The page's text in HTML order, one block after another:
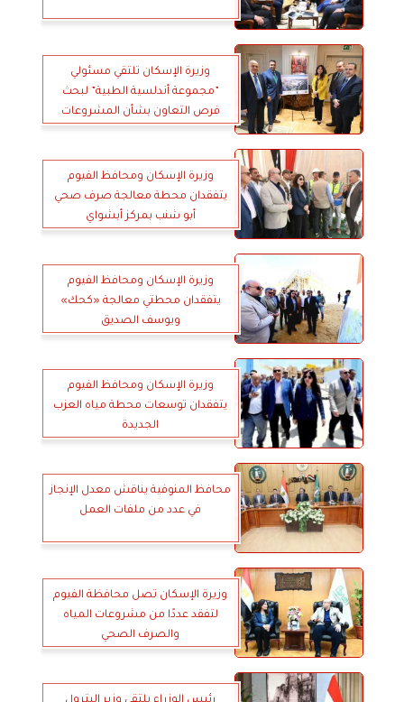
وزيرة الإسكان تلتقي مسئولي
”مجموعة أندلسية الطبية” لبحث
فرص التعاون بشأن المشروعات
وزيرة الإسكان ومحافظ الفيوم
يتفقدان محطة معالجة صرف صحي
أبو شنب بمركز أبشواي
وزيرة الإسكان ومحافظ الفيوم
يتفقدان محطتي معالجة «كحك»
ويوسف الصديق
وزيرة الإسكان ومحافظ الفيوم
يتفقدان توسعات محطة مياه العزب
الجديدة
محافظ المنوفية يناقش معدل الإنجاز
في عدد من ملفات العمل
وزيرة الإسكان تصل محافظة الفيوم
لتفقد عددًا من مشروعات المياه
والصرف الصحي